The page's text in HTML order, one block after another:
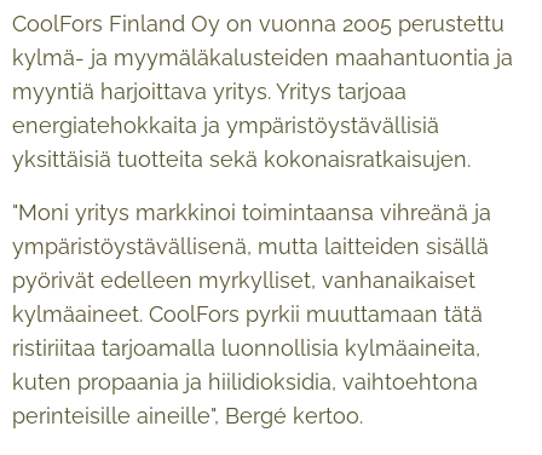
CoolFors Finland Oy on vuonna 2005 perustettu
kylmä- ja myymäläkalusteiden maahantuontia ja
myyntiä harjoittava yritys. Yritys tarjoaa
energiatehokkaita ja ympäristöystävällisiä
yksittäisiä tuotteita sekä kokonaisratkaisujen.
"Moni yritys markkinoi toimintaansa vihreänä ja
ympäristöystävällisenä, mutta laitteiden sisällä
pyörivät edelleen myrkylliset, vanhanaikaiset
kylmäaineet. CoolFors pyrkii muuttamaan tätä
ristiriitaa tarjoamalla luonnollisia kylmäaineita,
kuten propaania ja hiilidioksidia, vaihtoehtona
perinteisille aineille", Bergé kertoo.